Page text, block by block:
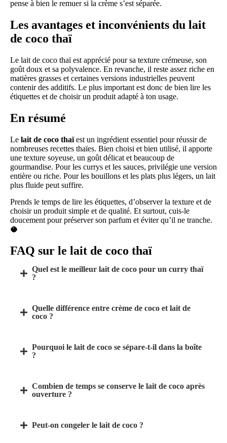
pense à bien le remuer si la crème s’est séparée.
Les avantages et inconvénients du lait
de coco thaï
Le lait de coco thaï est apprécié pour sa texture crémeuse, son
goût doux et sa polyvalence. En revanche, il reste assez riche en
matières grasses et certaines versions industrielles peuvent
contenir des additifs. Le plus important est donc de bien lire les
étiquettes et de choisir un produit adapté à ton usage.
En résumé
Le lait de coco thaïest un ingrédient essentiel pour réussir de
nombreuses recettes thaïes. Bien choisi et bien utilisé, il apporte
une texture soyeuse, un goût délicat et beaucoup de
gourmandise. Pour les currys et les sauces, privilégie une version
entière ou riche. Pour les bouillons et les plats plus légers, un lait
plus fluide peut suffire.
Prends le temps de lire les étiquettes, d’observer la texture et de
choisir un produit simple et de qualité. Et surtout, cuis-le
doucement pour préserver son parfum et éviter qu’il ne tranche.
🥥
FAQ sur le lait de coco thaï
Quel est le meilleur lait de coco pour un curry thaï
?
Quelle différence entre crème de coco et lait de
coco ?
Pourquoi le lait de coco se sépare-t-il dans la boîte
?
Combien de temps se conserve le lait de coco après
ouverture ?
Peut-on congeler le lait de coco ?